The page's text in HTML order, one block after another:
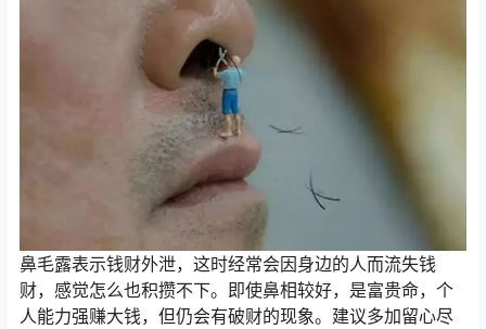
鼻毛露表示钱财外泄，这时经常会因身边的人而流失钱
财，感觉怎么也积攒不下。即使鼻相较好，是富贵命，个
人能力强赚大钱，但仍会有破财的现象。建议多加留心尽